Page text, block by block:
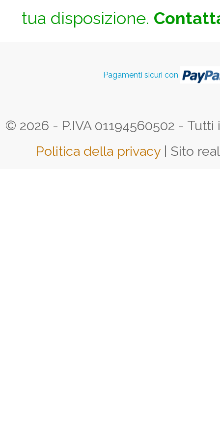
tua disposizione.
Pagamenti sicuri con
© 2026 - P.IVA 01194560502 -
Politica della privacy | Sito